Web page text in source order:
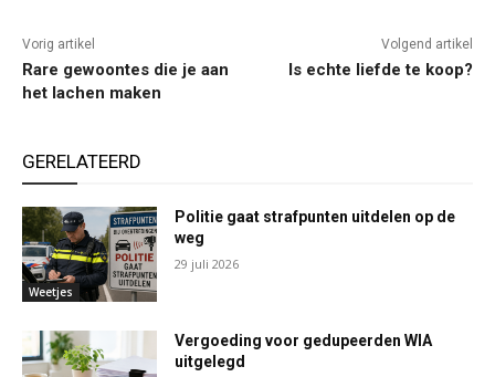
Vorig artikel
Rare gewoontes die je aan
het lachen maken
Volgend artikel
Is echte liefde te koop?
GERELATEERD
Weetjes
Politie gaat strafpunten uitdelen op de
weg
29 juli 2026
Vergoeding voor gedupeerden WIA
uitgelegd